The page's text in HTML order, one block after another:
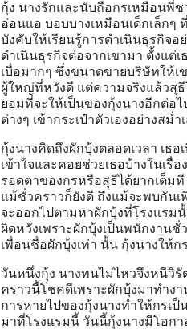
กุ้ง นางรักและนับถือกรเหมือนพี่ช
อ่อนแอ บอบบางเหมือนเด็กเล็กๆ
บังคับให้เรียนรู้การดำเนินธุรกิจอ
ดำเนินธุรกิจต่อจากเขามา ตั้งแต่
เบื่อมากๆ ซึ่งขนาดขายบริษัทให้เ
ผู้ใหญ่ที่หวังดี แต่ความจริงแล้วสุ
ยอมที่จะให้เป็นของกุ้งนางอีกต่อ
ต่างๆ เข้ากระเป๋าตัวเองอย่างสม่ำ
กุ้งนางคิดถึงผักบุ้งตลอดเวลา เธ
เข้าใจและคอยช่วยเธอบ้างในเ
รอดตาของกรหรือสุธีได้ยากเต็ม
แม้ชั่วคราวก็ยังดี ถึงแม้จะพบกันเ
จะออกไปตามหาผักบุ้งที่โรงแรม
ผิดหวังเพราะผักบุ้งเป็นพนักงานชั่
เพื่อนชื่อผักบุ้งเท่า นั้น กุ้งนางให้
วันหนึ่งกุ้ง นางทนไม่ไหวจึงหนีวิ
คราวนี้โชคดีเพราะผักบุ้งมาทำง
การหายไปของกุ้งนางทำให้กรเป็
มาที่โรงแรมนี้ วันนี้กุ้งนางมีโอกา